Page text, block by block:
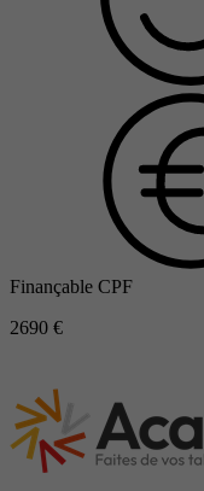
Finançable CPF
2690 €